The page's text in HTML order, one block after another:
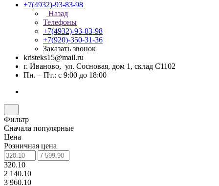
+7(4932)-93-83-98
Назад
Телефоны
+7(4932)-93-83-98
+7(920)-350-31-36
Заказать звонок
kristeks15@mail.ru
г. Иваново, ул. Сосновая, дом 1, склад С1102
Пн. – Пт.: с 9:00 до 18:00
Фильтр
Сначала популярные
Цена
Розничная цена
320.10
2 140.10
3 960.10